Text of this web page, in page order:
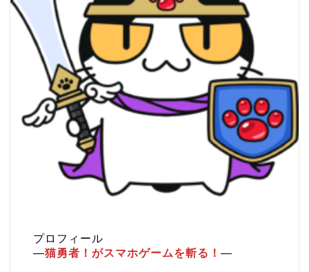
プロフィール
―猫勇者！がスマホゲームを斬る！―